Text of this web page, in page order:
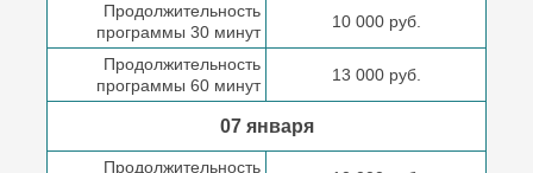
Продолжительность
программы 30 минут
10 000 руб.
Продолжительность
программы 60 минут
13 000 руб.
07 января
Продолжительность